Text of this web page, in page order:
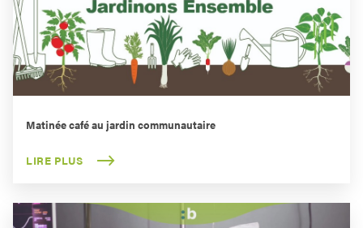
Matinée café au jardin communautaire
LIRE PLUS